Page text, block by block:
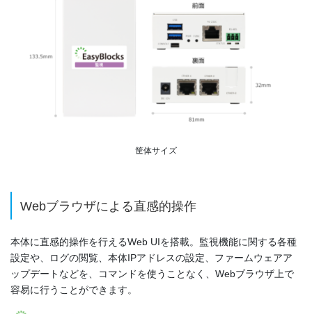
筐体サイズ
Webブラウザによる直感的操作
本体に直感的操作を行えるWeb UIを搭載。監視機能に関する各種
設定や、ログの閲覧、本体IPアドレスの設定、ファームウェアア
ップデートなどを、コマンドを使うことなく、Webブラウザ上で
容易に行うことができます。